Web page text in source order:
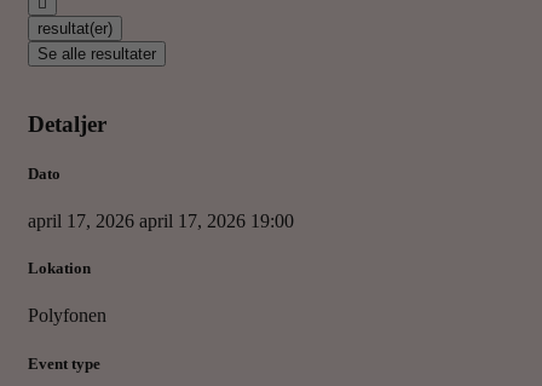
resultat(er)
Se alle resultater
Detaljer
Dato
april 17, 2026 april 17, 2026 19:00
Lokation
Polyfonen
Event type